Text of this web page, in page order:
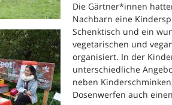
Die Gärtner*innen
Nachbarn eine
Schenktisch und ein
vegetarischen und
organisiert. In der
unterschiedliche
neben
Dosenwerfen auch